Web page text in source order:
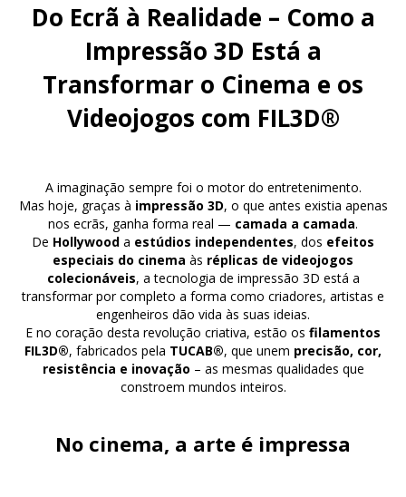
Do Ecrã à Realidade – Como a
Impressão 3D Está a
Transformar o Cinema e os
Videojogos com FIL3D®
A imaginação sempre foi o motor do entretenimento.
Mas hoje, graças à impressão 3D, o que antes existia apenas
nos ecrãs, ganha forma real — camada a camada.
De Hollywood a estúdios independentes, dos efeitos
especiais do cinema às réplicas de videojogos
colecionáveis, a tecnologia de impressão 3D está a
transformar por completo a forma como criadores, artistas e
engenheiros dão vida às suas ideias.
E no coração desta revolução criativa, estão os filamentos
FIL3D®, fabricados pela TUCAB®, que unem precisão, cor,
resistência e inovação – as mesmas qualidades que
constroem mundos inteiros.
No cinema, a arte é impressa